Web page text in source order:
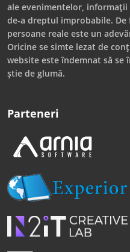
ale evenimentelor,
de-a dreptul improbabile. De
persoane reale este un
Oricine se simte lezat de
website este îndemnat să se
știe de glumă.
Parteneri